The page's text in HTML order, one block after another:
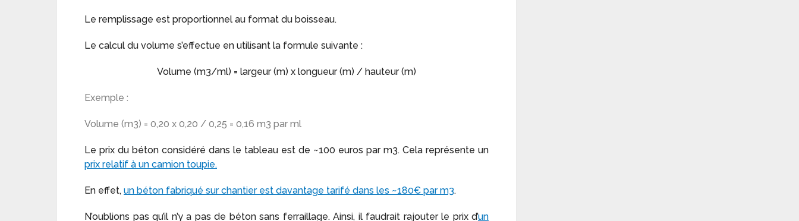
Le remplissage est proportionnel au format du boisseau.
Le calcul du volume s’effectue en utilisant la formule suivante :
Volume (m3/ml) = largeur (m) x longueur (m) / hauteur (m)
Exemple :
Volume (m3) = 0,20 x 0,20 / 0,25 = 0,16 m3 par ml
Le prix du béton considéré dans le tableau est de ~100 euros par m3. Cela représente un
prix relatif à un camion toupie.
En effet, un béton fabriqué sur chantier est davantage tarifé dans les ~180€ par m3.
N’oublions pas qu’il n’y a pas de béton sans ferraillage. Ainsi, il faudrait rajouter le prix d’un